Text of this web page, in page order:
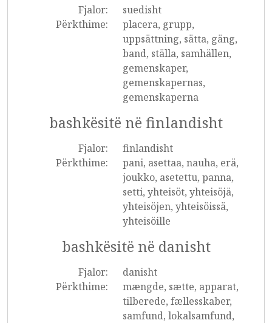
Fjalor:
suedisht
Përkthime:
placera, grupp,
uppsättning, sätta, gäng,
band, ställa, samhällen,
gemenskaper,
gemenskapernas,
gemenskaperna
bashkësitë në finlandisht
Fjalor:
finlandisht
Përkthime:
pani, asettaa, nauha, erä,
joukko, asetettu, panna,
setti, yhteisöt, yhteisöjä,
yhteisöjen, yhteisöissä,
yhteisöille
bashkësitë në danisht
Fjalor:
danisht
Përkthime:
mængde, sætte, apparat,
tilberede, fællesskaber,
samfund, lokalsamfund,